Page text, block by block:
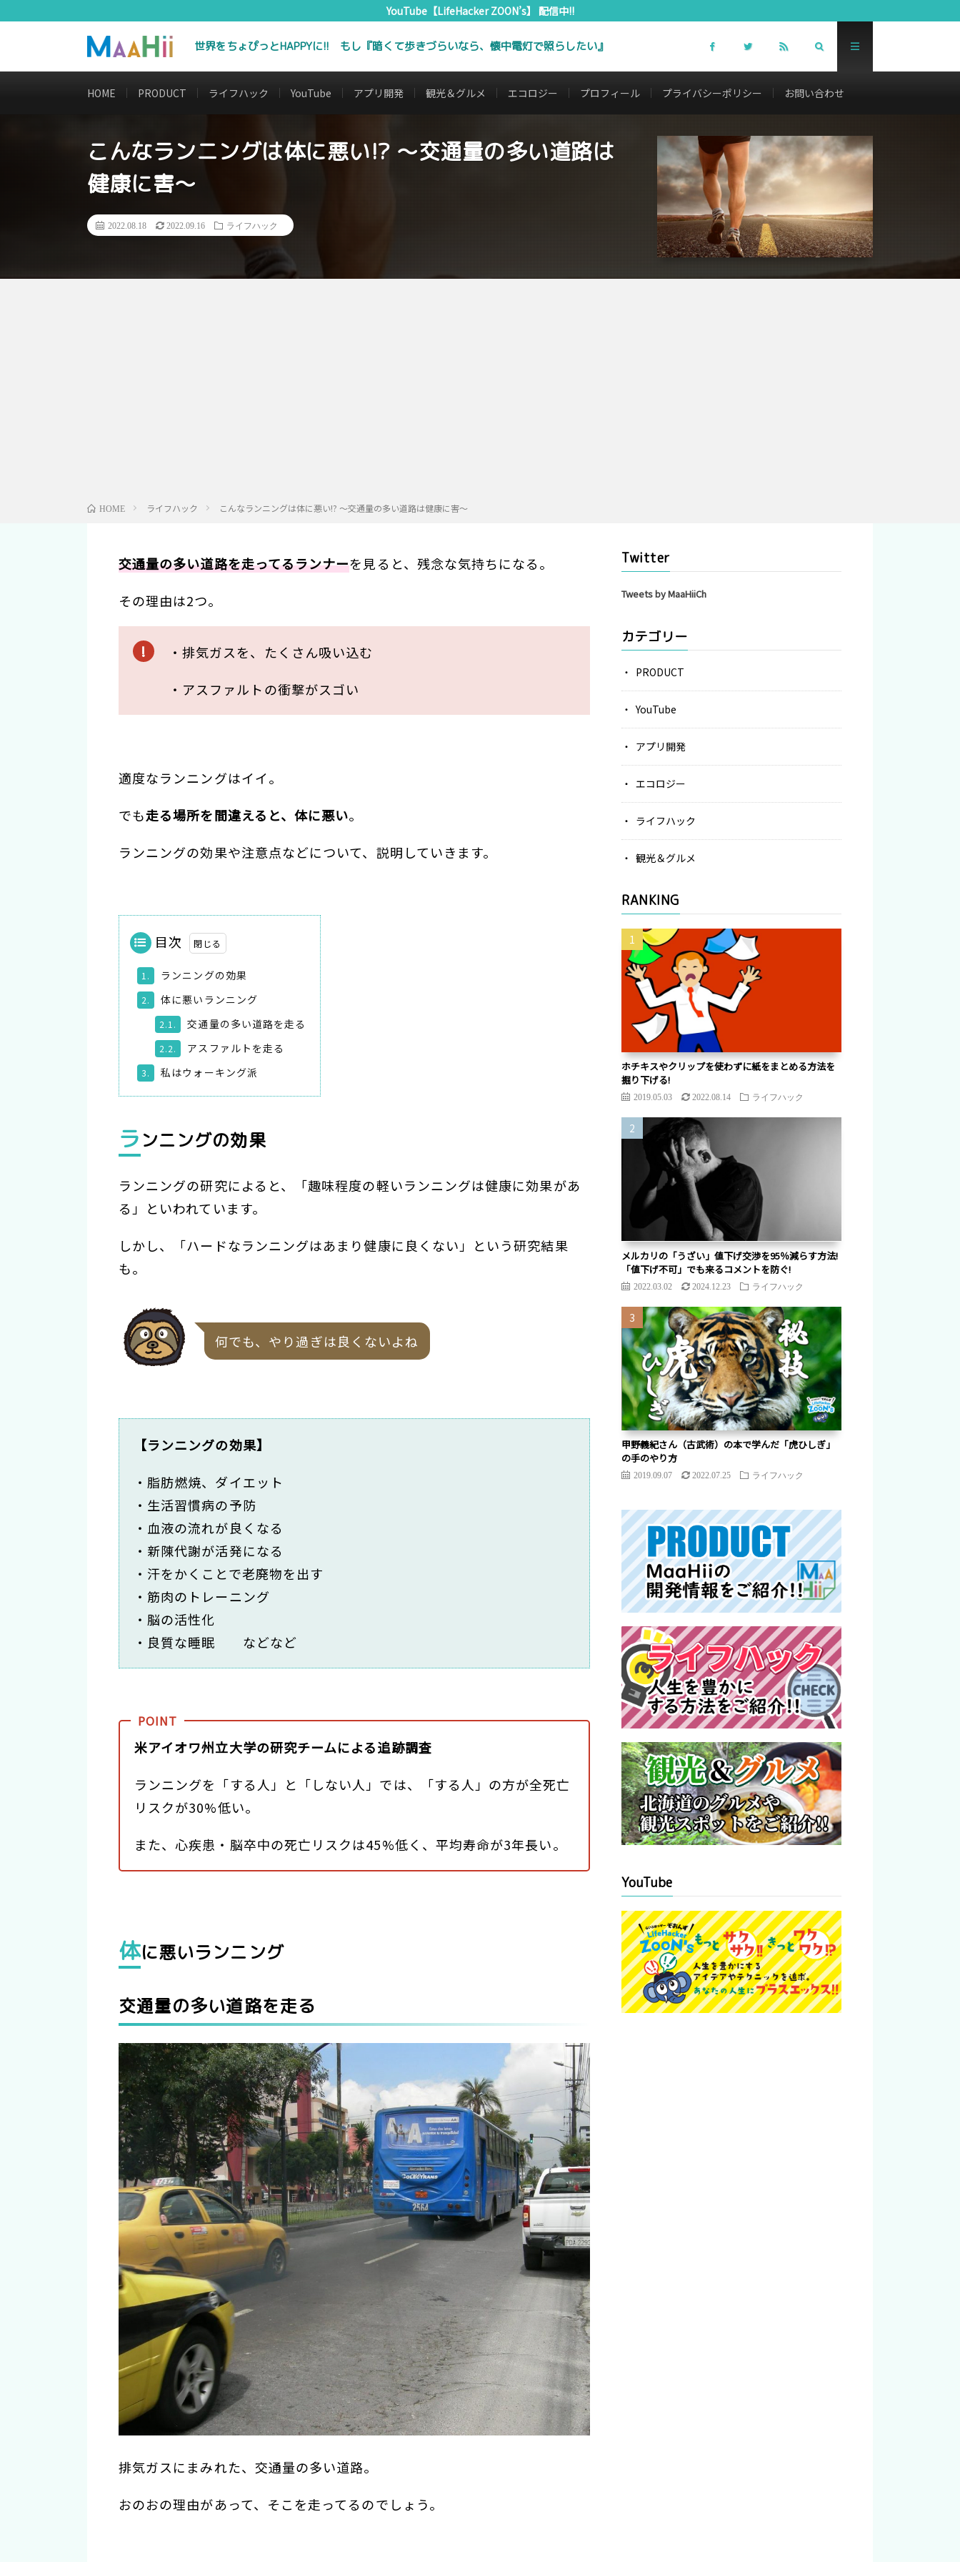
YouTube【LifeHacker ZOON’s】 配信中!!
世界をちょぴっとHAPPYに!! もし『暗くて歩きづらいなら、懐中電灯で照らしたい』
HOME PRODUCT ライフハック YouTube アプリ開発 観光＆グルメ エコロジー プロフィール プライバシーポリシー お問い合わせ
こんなランニングは体に悪い!? ～交通量の多い道路は
健康に害～
2022.08.18 2022.09.16 ライフハック
HOME ライフハック こんなランニングは体に悪い!? ～交通量の多い道路は健康に害～
交通量の多い道路を走ってるランナーを見ると、残念な気持ちになる。
その理由は2つ。
・排気ガスを、たくさん吸い込む
・アスファルトの衝撃がスゴい
適度なランニングはイイ。
でも走る場所を間違えると、体に悪い。
ランニングの効果や注意点などについて、説明していきます。
目次
1. ランニングの効果
2. 体に悪いランニング
2.1. 交通量の多い道路を走る
2.2. アスファルトを走る
3. 私はウォーキング派
ラ ンニングの効果
ランニングの研究によると、「趣味程度の軽いランニングは健康に効果があ
る」といわれています。
しかし、「ハードなランニングはあまり健康に良くない」という研究結果
も。
何でも、やり過ぎは良くないよね
【ランニングの効果】
・脂肪燃焼、ダイエット
・生活習慣病の予防
・血液の流れが良くなる
・新陳代謝が活発になる
・汗をかくことで老廃物を出す
・筋肉のトレーニング
・脳の活性化
・良質な睡眠 などなど
米アイオワ州立大学の研究チームによる追跡調査
ランニングを「する人」と「しない人」では、「する人」の方が全死亡
リスクが30%低い。
また、心疾患・脳卒中の死亡リスクは45%低く、平均寿命が3年長い。
体に悪いランニング
交通量の多い道路を走る
排気ガスにまみれた、交通量の多い道路。
おのおの理由があって、そこを走ってるのでしょう。
Twitter
Tweets by MaaHiiCh
カテゴリー
PRODUCT
YouTube
アプリ開発
エコロジー
ライフハック
観光＆グルメ
RANKING
ホチキスやクリップを使わずに紙をまとめる方法を
掘り下げる!
2019.05.03 2022.08.14 ライフハック
メルカリの「うざい」値下げ交渉を95％減らす方法!
「値下げ不可」でも来るコメントを防ぐ!
2022.03.02 2024.12.23 ライフハック
甲野義紀さん（古武術）の本で学んだ「虎ひしぎ」
の手のやり方
2019.09.07 2022.07.25 ライフハック
YouTube